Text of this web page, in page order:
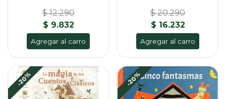
$ 12.290
$ 9.832
Agregar al carro
$ 20.290
$ 16.232
Agregar al carro
-20% -20%